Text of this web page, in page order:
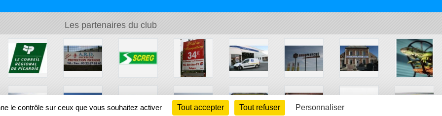
Les partenaires du club
le contrôle sur ceux que vous souhaitez activer Tout accepter Tout refuser Personnaliser